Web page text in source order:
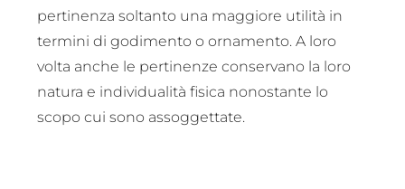
pertinenza soltanto una maggiore utilità in
termini di godimento o ornamento. A loro
volta anche le pertinenze conservano la loro
natura e individualità fisica nonostante lo
scopo cui sono assoggettate.